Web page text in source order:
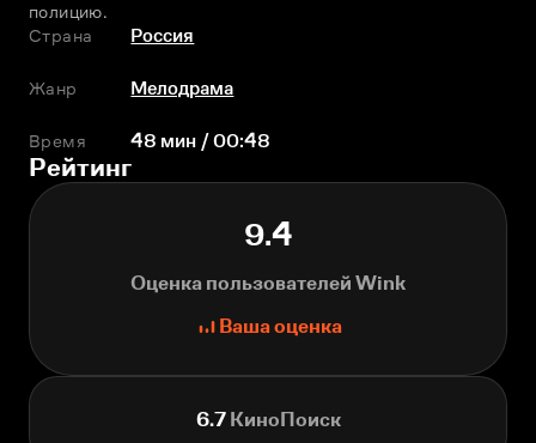
полицию.
Страна
Россия
Жанр Мелодрама
Время 48 мин / 00:48
Рейтинг
9.4
Оценка пользователей Wink
Ваша оценка
6.7КиноПоиск